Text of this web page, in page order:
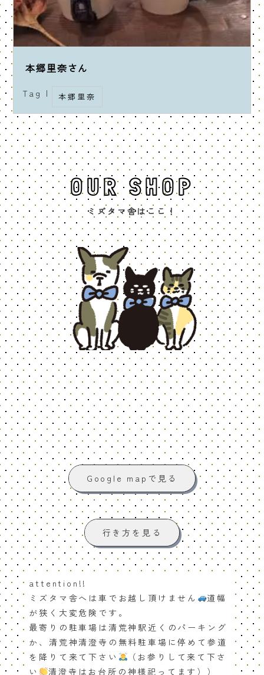
本郷里奈さん
Tag | 本郷里奈
OUR SHOP
ミズタマ舎はここ！
Google mapで見る
行き方を見る
attention!!
ミズタマ舎へは車でお越し頂けません
道幅
が狭く大変危険です。
最寄りの駐車場は清荒神駅近くのパーキング
か、清荒神清澄寺の無料駐車場に停めて参道
を降りて来て下さい
（お参りして来て下さ
い
清澄寺はお台所の神様祀ってます））